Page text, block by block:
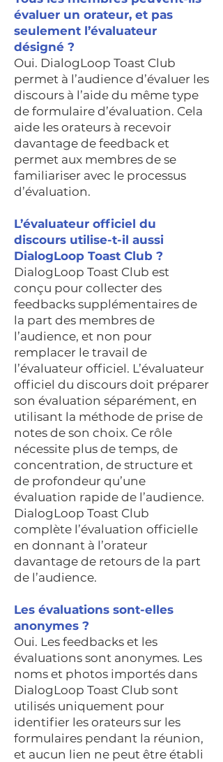
évaluer un orateur, et pas
seulement l’évaluateur
désigné ?
Oui. DialogLoop Toast Club
permet à l’audience d’évaluer les
discours à l’aide du même type
de formulaire d’évaluation. Cela
aide les orateurs à recevoir
davantage de feedback et
permet aux membres de se
familiariser avec le processus
d’évaluation.
L’évaluateur officiel du
discours utilise-t-il aussi
DialogLoop Toast Club ?
DialogLoop Toast Club est
conçu pour collecter des
feedbacks supplémentaires de
la part des membres de
l’audience, et non pour
remplacer le travail de
l’évaluateur officiel. L’évaluateur
officiel du discours doit préparer
son évaluation séparément, en
utilisant la méthode de prise de
notes de son choix. Ce rôle
nécessite plus de temps, de
concentration, de structure et
de profondeur qu’une
évaluation rapide de l’audience.
DialogLoop Toast Club
complète l’évaluation officielle
en donnant à l’orateur
davantage de retours de la part
de l’audience.
Les évaluations sont-elles
anonymes ?
Oui. Les feedbacks et les
évaluations sont anonymes. Les
noms et photos importés dans
DialogLoop Toast Club sont
utilisés uniquement pour
identifier les orateurs sur les
formulaires pendant la réunion,
et aucun lien ne peut être établi